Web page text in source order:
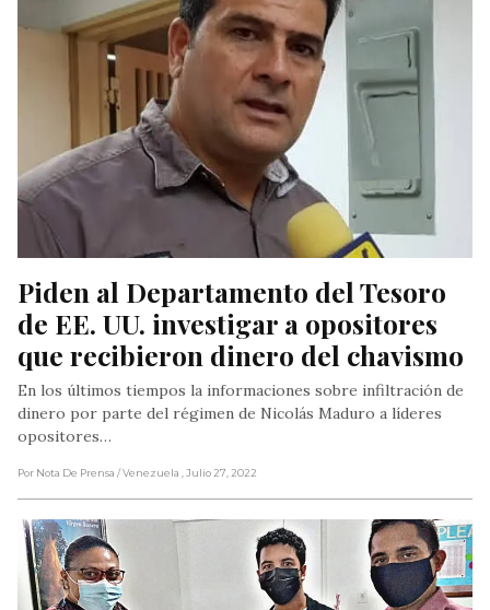
Piden al Departamento del Tesoro
de EE. UU. investigar a opositores
que recibieron dinero del chavismo
En los últimos tiempos la informaciones sobre infiltración de
dinero por parte del régimen de Nicolás Maduro a líderes
opositores…
Por Nota De Prensa / Venezuela , Julio 27, 2022